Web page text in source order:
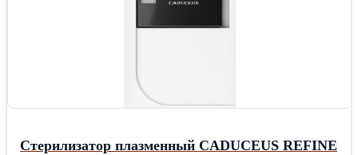
Стерилизатор плазменный CADUCEUS REFINE